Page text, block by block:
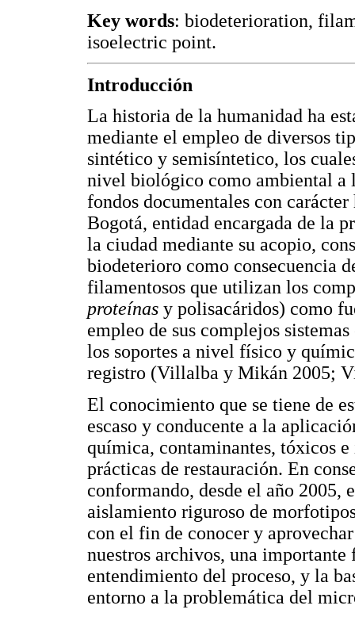
Key words: biodeterioration,
isoelectric point.
Introducción
La historia de la humanidad ha
mediante el empleo de diversos
sintético y semisíntetico, los
nivel biológico como ambiental a
fondos documentales con
Bogotá, entidad encargada de la
la ciudad mediante su acopio,
biodeterioro como consecuencia
filamentosos que utilizan los
proteínas y polisacáridos) como
empleo de sus complejos
los soportes a nivel físico y
registro (Villalba y Mikán 2005;
El conocimiento que se tiene de
escaso y conducente a la
química, contaminantes, tóxicos
prácticas de restauración. En
conformando, desde el año
aislamiento riguroso de
con el fin de conocer y
nuestros archivos, una
entendimiento del proceso, y la
entorno a la problemática del